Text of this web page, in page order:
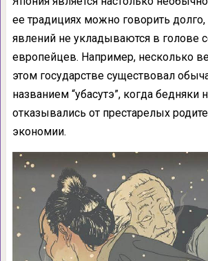
ее традициях можно говорить
явлений не укладываются в голове
европейцев. Например, несколько
этом государстве существовал
названием “убасутэ”, когда бедняки
отказывались от престарелых
экономии.